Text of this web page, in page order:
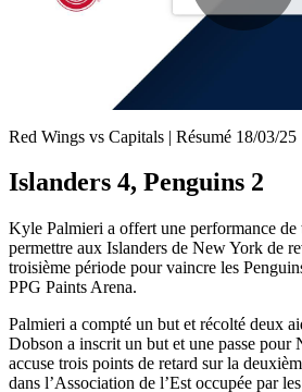
Red Wings vs Capitals | Résumé 18/03/25
Islanders 4, Penguins 2
Kyle Palmieri a offert une performance de
permettre aux Islanders de New York de
troisième période pour vaincre les
PPG Paints Arena.
Palmieri a compté un but et récolté deux
Dobson a inscrit un but et une passe
accuse trois points de retard sur la
dans l’Association de l’Est occupée par